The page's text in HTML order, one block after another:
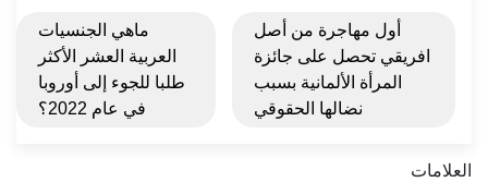
أول مهاجرة من أصل
افريقي تحصل على جائزة
المرأة الألمانية بسبب
نضالها الحقوقي
ماهي الجنسيات
العربية العشر الأكثر
طلبا للجوء إلى أوروبا
في عام 2022؟
العلامات